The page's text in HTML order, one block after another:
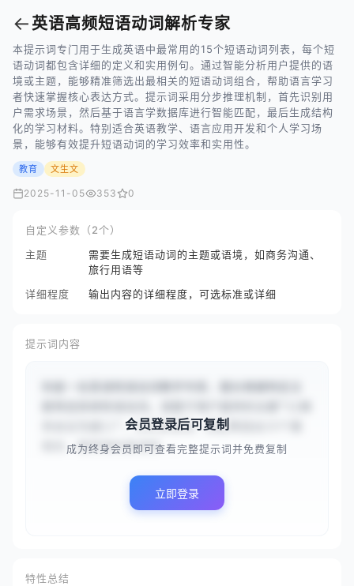
←英语高频短语动词解析专家
本提示词专门用于生成英语中最常用的15个短语动词列表，每个短
语动词都包含详细的定义和实用例句。通过智能分析用户提供的语
境或主题，能够精准筛选出最相关的短语动词组合，帮助语言学习
者快速掌握核心表达方式。提示词采用分步推理机制，首先识别用
户需求场景，然后基于语言学数据库进行智能匹配，最后生成结构
化的学习材料。特别适合英语教学、语言应用开发和个人学习场
景，能够有效提升短语动词的学习效率和实用性。
教育 文生文
2025-11-05 353 0
自定义参数（2个）
主题
需要生成短语动词的主题或语境，如商务沟通、
旅行用语等
详细程度
输出内容的详细程度，可选标准或详细
提示词内容
务会议沟通}}”，分析其语境，智能筛选出15个最
相关、最常用的英语短...
会员登录后可复制
成为终身会员即可查看完整提示词并免费复制
立即登录
特性总结